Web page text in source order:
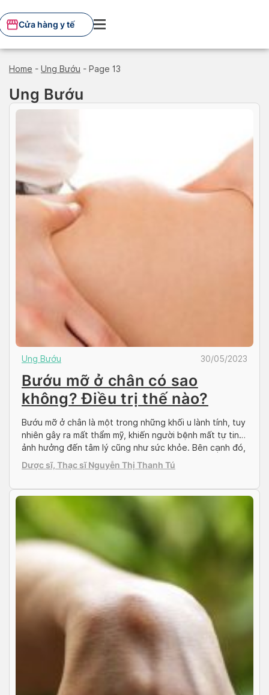
to
content
Cửa hàng y tế
Home - Ung Bướu - Page 13
Ung Bướu
Ung Bướu 30/05/2023
Bướu mỡ ở chân có sao
không? Điều trị thế nào?
Bướu mỡ ở chân là một trong những khối u lành tính, tuy
nhiên gây ra mất thẩm mỹ, khiến người bệnh mất tự tin,
ảnh hưởng đến tâm lý cũng như sức khỏe. Bên cạnh đó,
bệnh nhân không nên chủ quan, mà cần hiểu đúng về
tình trạng sức khỏe của mình. Bài […]
Dược sĩ, Thạc sĩ Nguyễn Thị Thanh Tú